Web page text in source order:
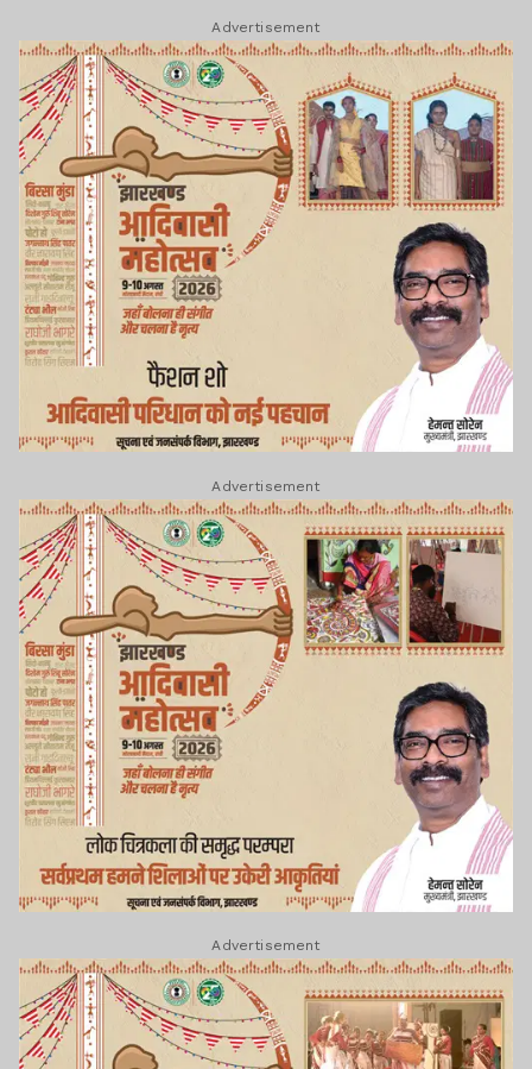
Advertisement
Advertisement
Advertisement